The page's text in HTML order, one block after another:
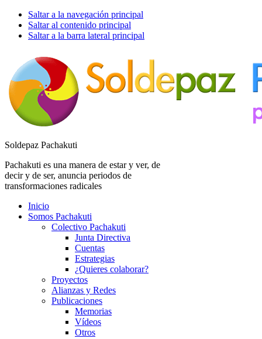
Saltar a la navegación principal
Saltar al contenido principal
Saltar a la barra lateral principal
Soldepaz Pachakuti
Pachakuti es una manera de estar y ver, de
decir y de ser, anuncia periodos de
transformaciones radicales
Inicio
Somos Pachakuti
Colectivo Pachakuti
Junta Directiva
Cuentas
Estrategias
¿Quieres colaborar?
Proyectos
Alianzas y Redes
Publicaciones
Memorias
Vídeos
Otros